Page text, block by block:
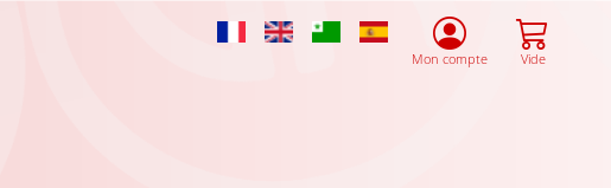
SpanishMon compte Vide